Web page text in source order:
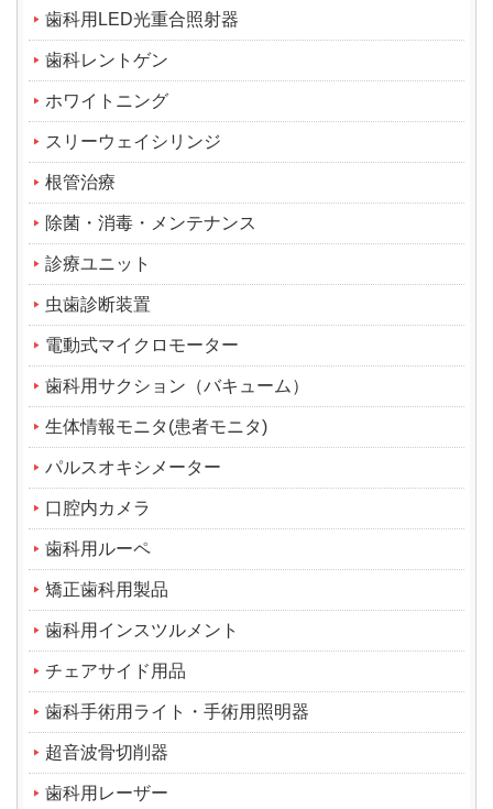
歯科用LED光重合照射器
歯科レントゲン
ホワイトニング
スリーウェイシリンジ
根管治療
除菌・消毒・メンテナンス
診療ユニット
虫歯診断装置
電動式マイクロモーター
歯科用サクション（バキューム）
生体情報モニタ(患者モニタ)
パルスオキシメーター
口腔内カメラ
歯科用ルーペ
矯正歯科用製品
歯科用インスツルメント
チェアサイド用品
歯科手術用ライト・手術用照明器
超音波骨切削器
歯科用レーザー